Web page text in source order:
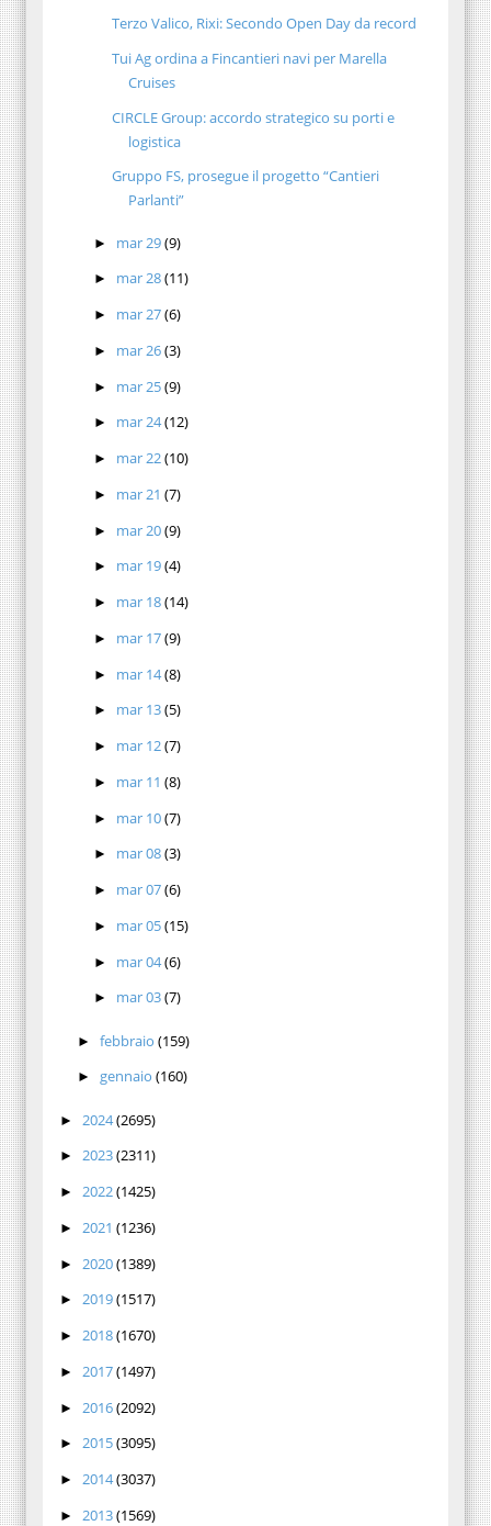
Terzo Valico, Rixi: Secondo Open Day da record
Tui Ag ordina a Fincantieri navi per Marella
Cruises
CIRCLE Group: accordo strategico su porti e
logistica
Gruppo FS, prosegue il progetto “Cantieri
Parlanti”
► mar 29(9)
► mar 28(11)
► mar 27(6)
► mar 26(3)
► mar 25(9)
► mar 24(12)
► mar 22(10)
► mar 21(7)
► mar 20(9)
► mar 19(4)
► mar 18(14)
► mar 17(9)
► mar 14(8)
► mar 13(5)
► mar 12(7)
► mar 11(8)
► mar 10(7)
► mar 08(3)
► mar 07(6)
► mar 05(15)
► mar 04(6)
► mar 03(7)
► febbraio (159)
► gennaio (160)
► 2024(2695)
► 2023(2311)
► 2022(1425)
► 2021 (1236)
► 2020(1389)
► 2019(1517)
► 2018(1670)
► 2017(1497)
► 2016(2092)
► 2015(3095)
► 2014(3037)
► 2013(1569)